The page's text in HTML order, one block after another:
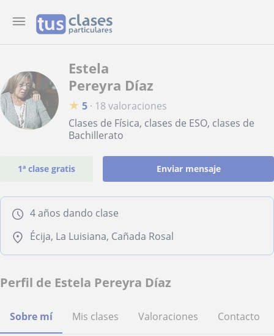
Estela
Pereyra Díaz
★ 5 · 18 valoraciones
Clases de Física, clases de ESO, clases de
Bachillerato
1ª clase gratis Enviar mensaje
4 años dando clase
Écija, La Luisiana, Cañada Rosal
Perfil de Estela Pereyra Díaz
Sobre mí Mis clases Valoraciones Contacto